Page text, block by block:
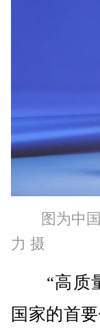
图为中
力 摄
“高质量
国家的首